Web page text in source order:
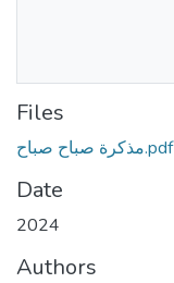
Files
مذكرة صباح صباح.pdf
Date
2024
Authors